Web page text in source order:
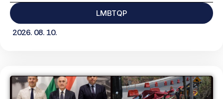
LMBTQP
2026. 08. 10.